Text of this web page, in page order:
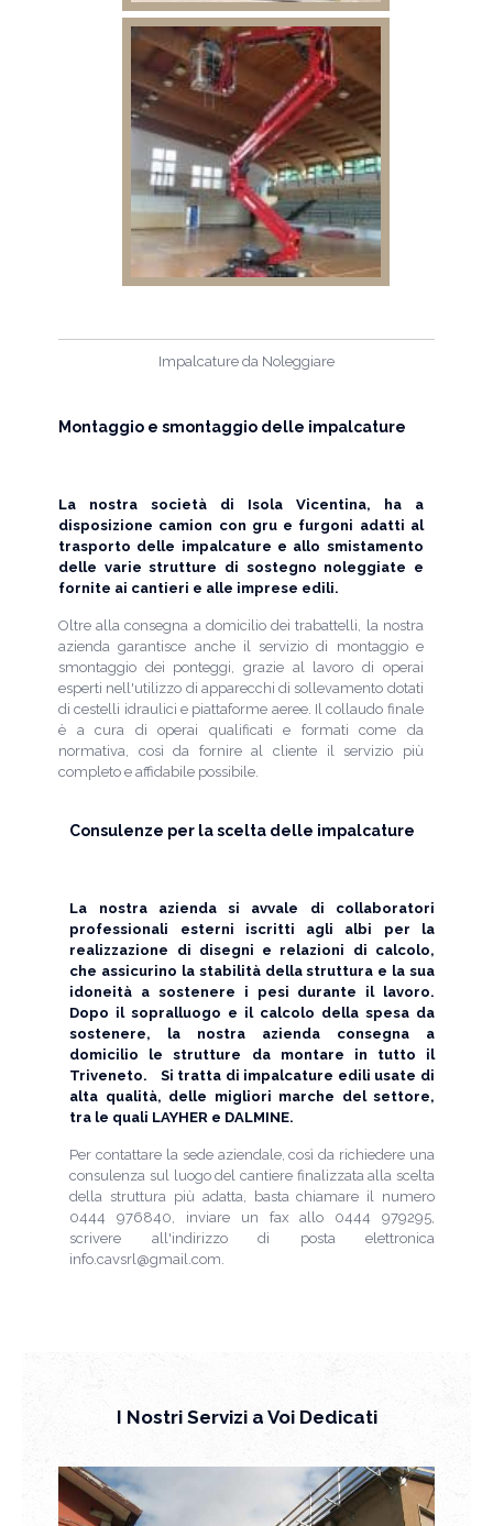
Impalcature da Noleggiare
Montaggio e smontaggio delle impalcature
La nostra società di Isola Vicentina, ha a
disposizione camion con gru e furgoni adatti al
trasporto delle impalcature e allo smistamento
delle varie strutture di sostegno noleggiate e
fornite ai cantieri e alle imprese edili.
Oltre alla consegna a domicilio dei trabattelli, la nostra
azienda garantisce anche il servizio di montaggio e
smontaggio dei ponteggi, grazie al lavoro di operai
esperti nell'utilizzo di apparecchi di sollevamento dotati
di cestelli idraulici e piattaforme aeree. Il collaudo finale
è a cura di operai qualificati e formati come da
normativa, così da fornire al cliente il servizio più
completo e affidabile possibile.
Consulenze per la scelta delle impalcature
La nostra azienda si avvale di collaboratori
professionali esterni iscritti agli albi per la
realizzazione di disegni e relazioni di calcolo,
che assicurino la stabilità della struttura e la sua
idoneità a sostenere i pesi durante il lavoro.
Dopo il sopralluogo e il calcolo della spesa da
sostenere, la nostra azienda consegna a
domicilio le strutture da montare in tutto il
Triveneto. Si tratta di impalcature edili usate di
alta qualità, delle migliori marche del settore,
tra le quali LAYHER e DALMINE.
Per contattare la sede aziendale, così da richiedere una
consulenza sul luogo del cantiere finalizzata alla scelta
della struttura più adatta, basta chiamare il numero
0444 976840, inviare un fax allo 0444 979295,
scrivere all'indirizzo di posta elettronica
info.cavsrl@gmail.com.
I Nostri Servizi a Voi Dedicati
Parapetti